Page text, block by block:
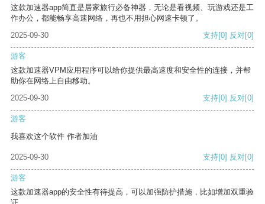
这款加速器app简直是居家旅行必备神器，无论是看视频、玩游戏还是工
作办公，都能畅享高速网络，再也不用担心网速卡顿了。
2025-09-30
支持[0] 反对[0]
游客
这款加速器VPM应用程序可以给你提供最高速度和安全性的连接，并帮
助你在网络上自由移动。
2025-09-30
支持[0] 反对[0]
游客
我喜欢这个软件 作者加油
2025-09-30 支持[0] 反对[0]
游客
这款加速器app的安全性有待提高，可以加强防护措施，比如增加双重验